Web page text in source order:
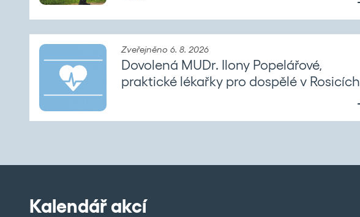
Zveřejněno 6. 8. 2026
Dovolená MUDr. Ilony Popelářové,
praktické lékařky pro dospělé v Rosicích
Kalendář akcí